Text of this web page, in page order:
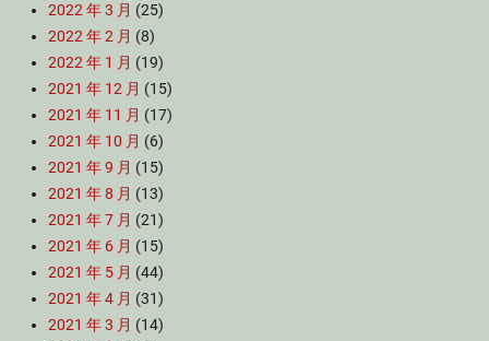
2022 年 3 月 (25)
2022 年 2 月 (8)
2022 年 1 月 (19)
2021 年 12 月 (15)
2021 年 11 月 (17)
2021 年 10 月 (6)
2021 年 9 月 (15)
2021 年 8 月 (13)
2021 年 7 月 (21)
2021 年 6 月 (15)
2021 年 5 月 (44)
2021 年 4 月 (31)
2021 年 3 月 (14)